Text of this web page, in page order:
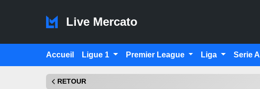
Live Mercato
Accueil Ligue 1 Premier League Liga Serie A
RETOUR